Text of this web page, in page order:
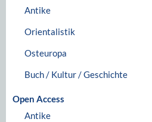
Antike
Orientalistik
Osteuropa
Buch / Kultur / Geschichte
Open Access
Antike